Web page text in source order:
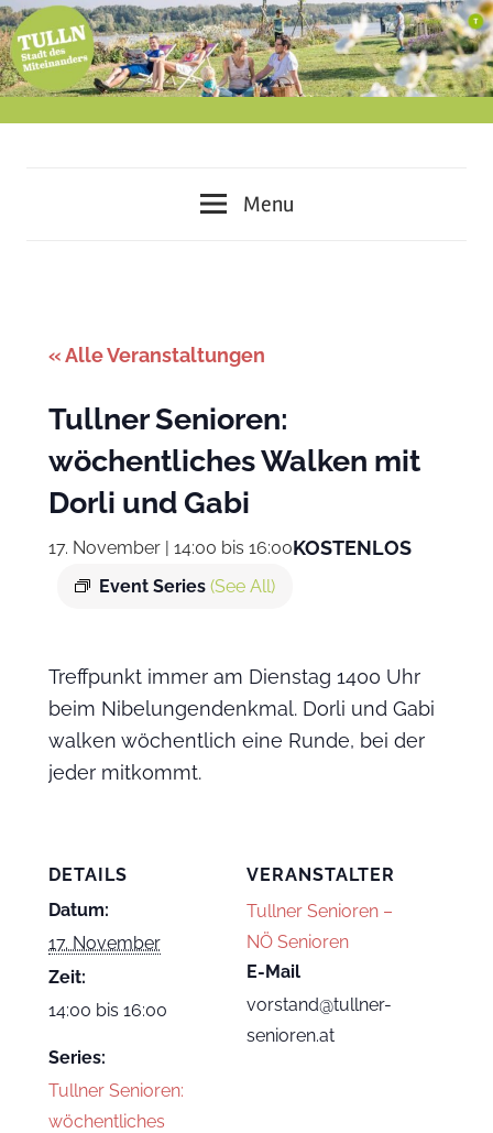
Skip
to
content
des
Miteinanders
gestalten
Menu
« Alle Veranstaltungen
Tullner Senioren:
wöchentliches Walken mit
Dorli und Gabi
17. November | 14:00 bis 16:00
Event Series (See All)
KOSTENLOS
Treffpunkt immer am Dienstag 1400 Uhr
beim Nibelungendenkmal. Dorli und Gabi
walken wöchentlich eine Runde, bei der
jeder mitkommt.
DETAILS
Datum:
17. November
Zeit:
14:00 bis 16:00
Series:
Tullner Senioren:
wöchentliches
VERANSTALTER
Tullner Senioren –
NÖ Senioren
E-Mail
vorstand@tullner-
senioren.at